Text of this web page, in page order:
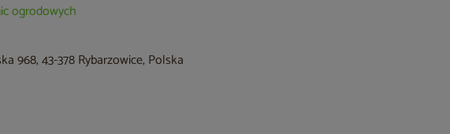
ogrodowych
968, 43-378 Rybarzowice, Polska